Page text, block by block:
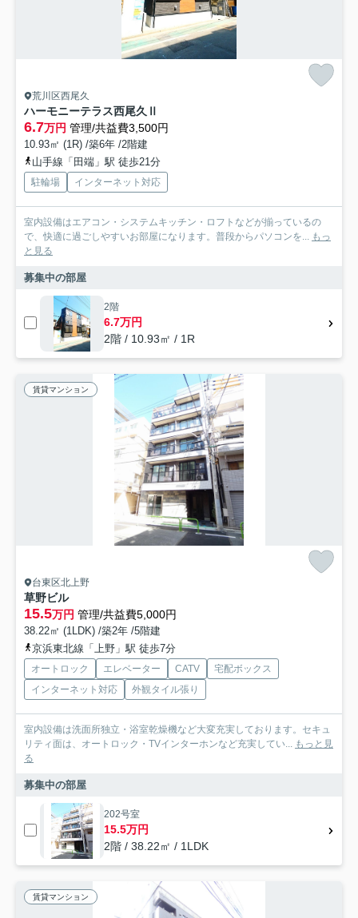
荒川区西尾久
ハーモニーテラス西尾久Ⅱ
6.7万円 管理/共益費3,500円
10.93㎡ (1R) /築6年 /2階建
山手線「田端」駅 徒歩21分
駐輪場 インターネット対応
室内設備はエアコン・システムキッチン・ロフトなどが揃っているの
で、快適に過ごしやすいお部屋になります。普段からパソコンを...
もっ
と見る
募集中の部屋
2階
6.7万円
2階 / 10.93㎡ / 1R
賃貸マンション
台東区北上野
草野ビル
15.5万円 管理/共益費5,000円
38.22㎡ (1LDK) /築2年 /5階建
京浜東北線「上野」駅 徒歩7分
オートロック エレベーター CATV
宅配ボックス
インターネット対応
外観タイル張り
室内設備は洗面所独立・浴室乾燥機など大変充実しております。セキュ
リティ面は、オートロック・TVインターホンなど充実してい...
もっと見
る
募集中の部屋
202号室
15.5万円
2階 / 38.22㎡ / 1LDK
賃貸マンション